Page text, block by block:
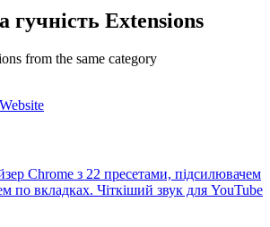
гучність Extensions
from the same category
Chrome з 22 пресетами, підсилювачем
по вкладках. Чіткіший звук для YouTube